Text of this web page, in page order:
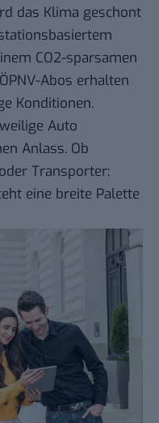
das Klima geschont
CO2-sparsamen
Abos erhalten
Konditionen.
Auto
Anlass. Ob
Transporter:
eine breite Palette